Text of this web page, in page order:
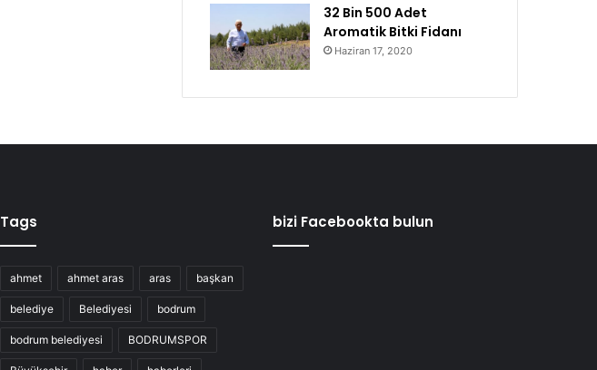
32 Bin 500 Adet
Aromatik Bitki Fidanı
Haziran 17, 2020
Tags
ahmet ahmet aras aras başkan
belediye Belediyesi bodrum
bodrum belediyesi BODRUMSPOR
bizi Facebookta bulun